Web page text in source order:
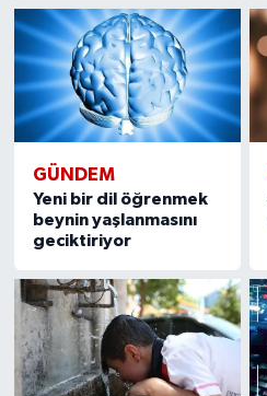
GÜNDEM
Yeni bir dil öğrenmek
beynin yaşlanmasını
geciktiriyor